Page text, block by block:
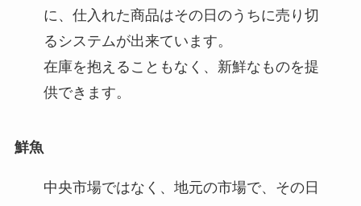
に、仕入れた商品はその日のうちに売り切
るシステムが出来ています。
在庫を抱えることもなく、新鮮なものを提
供できます。
鮮魚
中央市場ではなく、地元の市場で、その日